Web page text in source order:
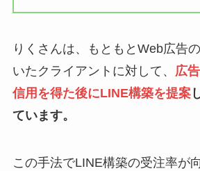
りくさんは、もともとWeb広告
いたクライアントに対して、 広
信用を得た後にLINE構築を提案
ています。
この手法でLINE構築の受注率が